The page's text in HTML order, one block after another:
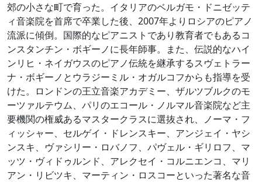
郊の小さな町で育った。イタリアのベルガモ・ドニゼッテ
ィ音楽院を首席で卒業した後、2007年よりロシアのピアノ
流派に傾倒。国際的なピアニストであり教育者でもあるコ
ンスタンチン・ボギーノに長年師事。また、伝説的なハイ
ンリヒ・ネイガウスのピアノ伝統を継承するスヴェトラー
ナ・ボギーノとウラジーミル・オガルコフからも指導を受
けた。ロンドンの王立音楽アカデミー、ザルツブルクのモ
ーツァルテウム、パリのエコール・ノルマル音楽院など主
要機関の権威あるマスタークラスに選抜され、ノーマ・フ
ィッシャー、セルゲイ・ドレンスキー、アンジェイ・ヤシ
ンスキ、ヴァシリー・ロバノフ、パヴェル・ギリロフ、マ
ッツ・ヴィドゥルンド、アレクセイ・コルニエンコ、マリ
アン・リビツキ、マーティン・ロスコーといった著名な音